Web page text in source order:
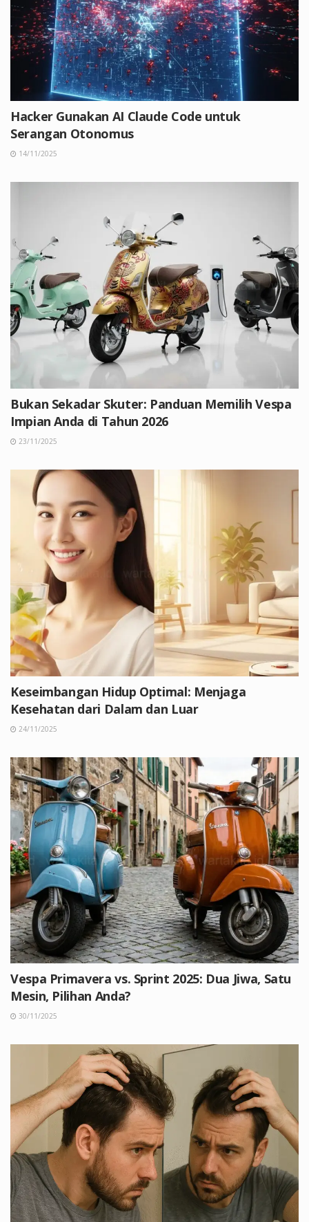
Hacker Gunakan AI Claude Code untuk
Serangan Otonomus
14/11/2025
Bukan Sekadar Skuter: Panduan Memilih Vespa
Impian Anda di Tahun 2026
23/11/2025
Keseimbangan Hidup Optimal: Menjaga
Kesehatan dari Dalam dan Luar
24/11/2025
Vespa Primavera vs. Sprint 2025: Dua Jiwa, Satu
Mesin, Pilihan Anda?
30/11/2025